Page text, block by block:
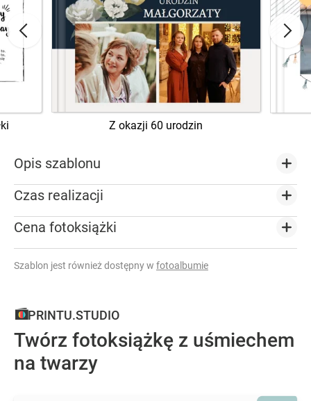
Z okazji 60 urodzin
Opis szablonu
Czas realizacji
Cena fotoksiążki
Szablon jest również dostępny w fotoalbumie
PRINTU.STUDIO
Twórz fotoksiążkę z uśmiechem
na twarzy